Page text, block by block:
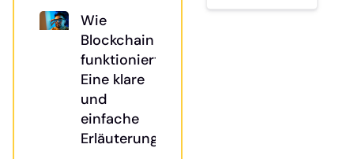
Wie
Blockchain
funktioniert:
Eine klare
und
einfache
Erläuterung